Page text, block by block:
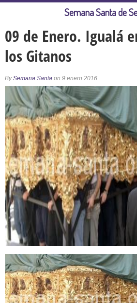
09 de Enero. Igualá
los Gitanos
BySemana Santa on 9 enero 2016
Semana Santa de